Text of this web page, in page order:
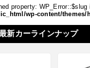
property: WP_Error::$slug
wp-content/
新カーラインナップ